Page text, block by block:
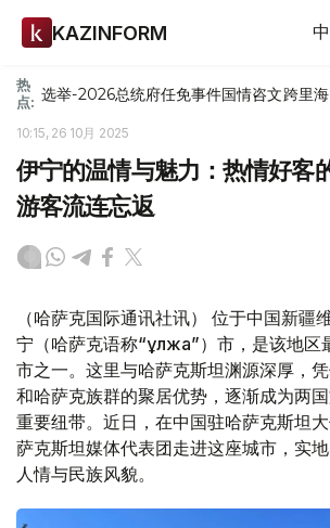
KAZINFORM
热
点: 选举-2026总统府任免事件国情咨文跨里
10:15, 26 10月 2025
伊宁的温情与魅力：热情好客
游客流连忘返
（哈萨克国际通讯社讯） 位于中国新疆
宁（哈萨克语称“Құлжа”）市，是该地区
市之一。这里与哈萨克斯坦渊源深厚，
和哈萨克族群的聚居优势，逐渐成为两
重要纽带。近日，在中国驻哈萨克斯坦
萨克斯坦媒体代表团走进这座城市，实
人情与民族风貌。